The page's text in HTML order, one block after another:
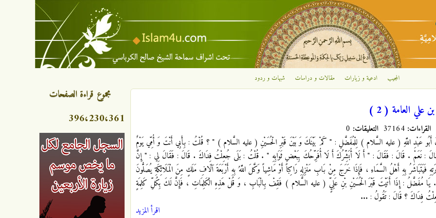
تجاوز إلى المحتوى الرئيسي
المجيب ادعية و زيارات مقالات و دراسات شبهات و ردود
علي العامة ( 2 )
القراءات: التعليقات:
عَبْدِ اللَّهِ ( عليه السَّلام ) لِلْمُفَضَّلِ : " كَمْ بَيْنَكَ وَ بَيْنَ قَبْرِ الْحُسَيْنِ ( عليه السَّلام ) " ؟ قُلْتُ : بِأَبِي أَنْتَ وَ أُمِّي يَوْمٌ
: نَعَمْ . قَالَ : فَقَالَ : " أَ لَا أُبَشِّرُكَ أَ لَا أُفَرِّحُكَ بِبَعْضِ ثَوَابِهِ " . قُلْتُ : بَلَى جُعِلْتُ فِدَاكَ . قَالَ : فَقَالَ لِي : " إِنَّ
فَيَتَبَاشَرُ بِهِ أَهْلُ السَّمَاءِ ، فَإِذَا خَرَجَ مِنْ بَابِ مَنْزِلِهِ رَاكِباً أَوْ مَاشِياً وَكَّلَ اللَّهُ بِهِ أَرْبَعَةَ آلَافِ مَلَكٍ مِنَ الْمَلَائِكَةِ يُصَلُّونَ
. يَا مُفَضَّلُ : إِذَا أَتَيْتَ قَبْرَ الْحُسَيْنِ بْنِ عَلِيٍّ ( عليه السَّلام ) فَقِفْ بِالْبَابِ ، وَ قُلْ هَذِهِ الْكَلِمَاتِ ، فَإِنَّ لَكَ بِكُلِّ كَلِمَةٍ
فِدَاكَ ؟ قَالَ : تَقُولُ : ...
اقرأ المزيد
مجموع قراءة الصفحات
396،230،361